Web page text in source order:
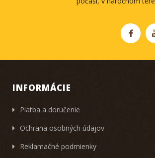
INFORMÁCIE
Platba a doručenie
Ochrana osobných údajov
Reklamačné podmienky